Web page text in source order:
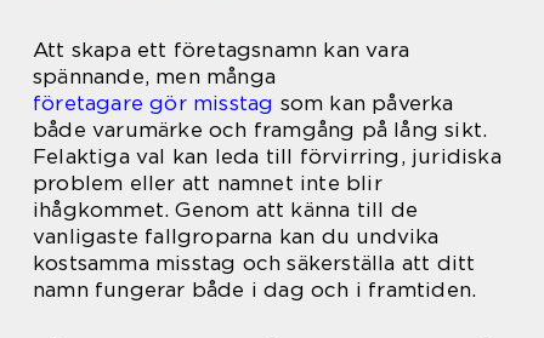
Att skapa ett företagsnamn kan vara
spännande, men många
företagare gör misstag som kan påverka
både varumärke och framgång på lång sikt.
Felaktiga val kan leda till förvirring, juridiska
problem eller att namnet inte blir
ihågkommet. Genom att känna till de
vanligaste fallgroparna kan du undvika
kostsamma misstag och säkerställa att ditt
namn fungerar både i dag och i framtiden.